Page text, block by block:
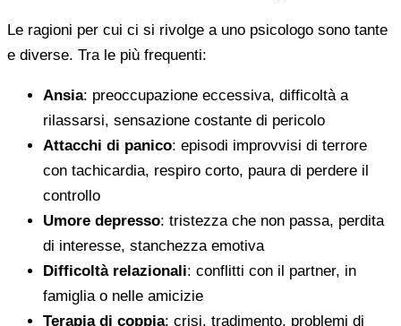
Le ragioni per cui ci si rivolge a uno psicologo sono tante
e diverse. Tra le più frequenti:
Ansia: preoccupazione eccessiva, difficoltà a
rilassarsi, sensazione costante di pericolo
Attacchi di panico: episodi improvvisi di terrore
con tachicardia, respiro corto, paura di perdere il
controllo
Umore depresso: tristezza che non passa, perdita
di interesse, stanchezza emotiva
Difficoltà relazionali: conflitti con il partner, in
famiglia o nelle amicizie
Terapia di coppia: crisi, tradimento, problemi di